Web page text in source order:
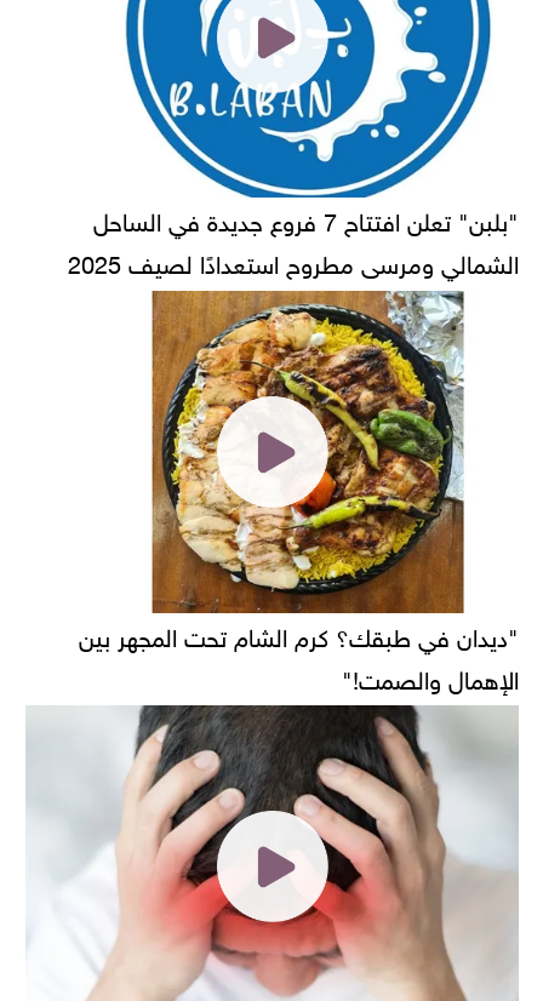
"بلبن" تعلن افتتاح 7 فروع جديدة في الساحل
الشمالي ومرسى مطروح استعدادًا لصيف 2025
"ديدان في طبقك؟ كرم الشام تحت المجهر بين
الإهمال والصمت!"